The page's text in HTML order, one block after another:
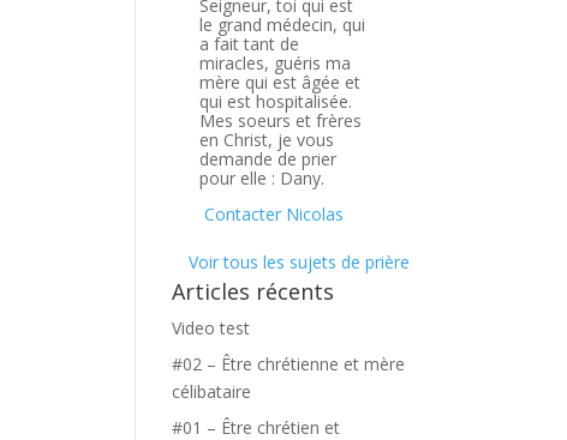
Seigneur, toi qui est
le grand médecin, qui
a fait tant de
miracles, guéris ma
mère qui est âgée et
qui est hospitalisée.
Mes soeurs et frères
en Christ, je vous
demande de prier
pour elle : Dany.
Contacter Nicolas
Voir tous les sujets de prière
Articles récents
Video test
#02 – Être chrétienne et mère
célibataire
#01 – Être chrétien et